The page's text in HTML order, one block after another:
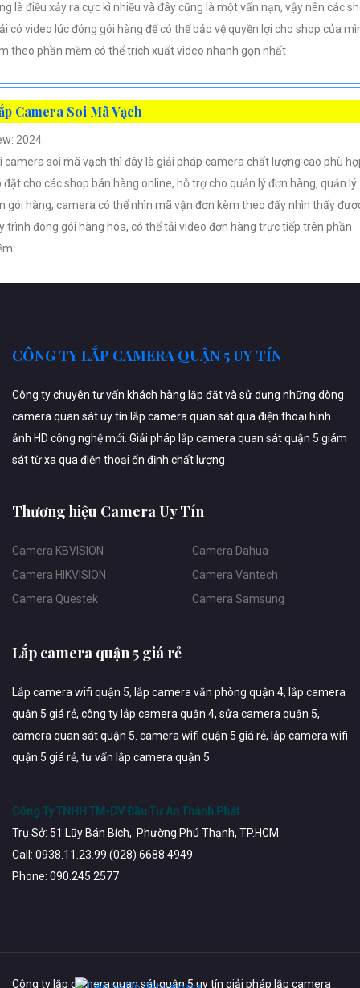
là điều xảy ra cực kì nhiều và đây cũng là một vấn nạn, vậy nên các
có video lúc đóng gói hàng để có thể bảo vệ quyền lợi cho shop của
theo phần mềm có thể trích xuất video nhanh gọn nhất
Camera Soi Mã Vạch
2024.
camera soi mã vạch thì đây là giải pháp camera chất lượng cao phù
đặt cho các shop bán hàng online, hỗ trợ cho quản lý đơn hàng, quản lý
gói hàng, camera có thể nhìn mã vận đơn kèm theo đấy nhìn thấy
trình đóng gói hàng hóa, có thể tải video đơn hàng trực tiếp trên phần
CÔNG TY LẮP CAMERA QUẬN 5 UY TÍN
Công ty chuyên tư vấn khách hàng lắp đặt và sử dụng những dòng
camera quan sát uy tín lắp camera quan sát qua điện thoại hình
ảnh HD công nghệ mới. Giải pháp lắp camera quan sát quận 5 giám
sát từ xa qua điện thoại ổn định chất lượng
Thương hiệu Camera Uy Tín
Camera KBVISION
Camera HIKVISION
Camera Questek
Camera Dahua
Camera Vantech
Camera Samsung
Lắp camera quận 5 giá rẻ
Lắp camera wifi quận 5, lắp camera văn phòng quận 4, lắp camera
quận 5 giá rẻ, công ty lắp camera quận 4, sửa camera quận 5,
camera quan sát quận 5. camera wifi quận 5 giá rẻ, lắp camera wifi
quận 5 giá rẻ, tư vấn lắp camera quận 5
Công Ty TNHH TM-DV Đầu Tư An Thành Phát
Trụ Sở: 51 Lũy Bán Bích, Phường Phú Thạnh, TP.HCM
Call: 0938.11.23.99 (028) 6688.4949
Phone: 090.245.2577
Công ty lắp camera quan sát quận 5 uy tín giải pháp lắp camera